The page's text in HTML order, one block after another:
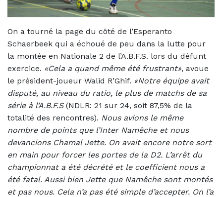
On a tourné la page du côté de l’Esperanto
Schaerbeek qui a échoué de peu dans la lutte pour
la montée en Nationale 2 de l’A.B.F.S. lors du défunt
exercice. «Cela a quand même été frustrant», avoue
le président-joueur Walid R’Ghif. «Notre équipe avait
disputé, au niveau du ratio, le plus de matchs de sa
série à l’A.B.F.S(NDLR: 21 sur 24, soit 87,5% de la
totalité des rencontres). Nous avions le même
nombre de points que l’Inter Namêche et nous
devancions Chamal Jette. On avait encore notre sort
en main pour forcer les portes de la D2. L’arrêt du
championnat a été décrété et le coefficient nous a
été fatal. Aussi bien Jette que Namêche sont montés
et pas nous. Cela n’a pas été simple d’accepter. On l’a